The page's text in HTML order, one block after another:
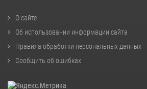
О сайте
Об использовании информации сайта
Правила обработки персональных данных
Сообщить об ошибках